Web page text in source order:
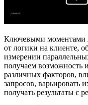
Ключевыми моментами
от логики на клиенте,
измерении
получаем возможность
различных факторов,
запросов, варьировать
получать результаты с